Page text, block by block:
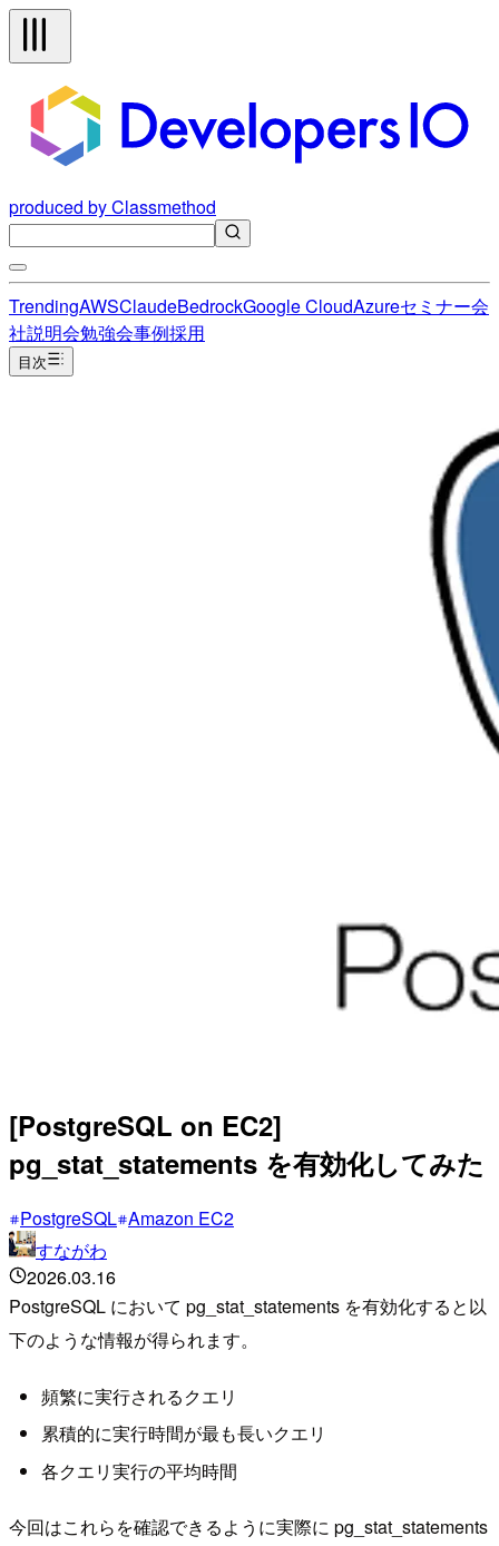
produced by Classmethod
TrendingAWSClaudeBedrockGoogle CloudAzureセミナー会
社説明会勉強会事例採用
目次
[PostgreSQL on EC2]
pg_stat_statements を有効化してみた
PostgreSQL Amazon EC2
すながわ
2026.03.16
PostgreSQL において pg_stat_statements を有効化すると以
下のような情報が得られます。
頻繁に実行されるクエリ
累積的に実行時間が最も長いクエリ
各クエリ実行の平均時間
今回はこれらを確認できるように実際に pg_stat_statements